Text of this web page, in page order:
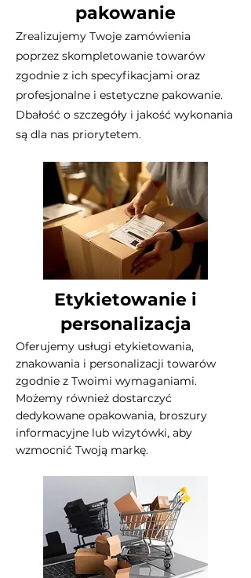
pakowanie
Zrealizujemy Twoje zamówienia
poprzez skompletowanie towarów
zgodnie z ich specyfikacjami oraz
profesjonalne i estetyczne pakowanie.
Dbałość o szczegóły i jakość wykonania
są dla nas priorytetem.
Etykietowanie i
personalizacja
Oferujemy usługi etykietowania,
znakowania i personalizacji towarów
zgodnie z Twoimi wymaganiami.
Możemy również dostarczyć
dedykowane opakowania, broszury
informacyjne lub wizytówki, aby
wzmocnić Twoją markę.